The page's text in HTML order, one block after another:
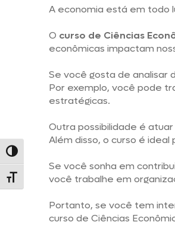
Alternar alto contraste
Alternar tamanho da fonte
A economia está em todo
O curso de Ciências
econômicas impactam
Se você gosta de analisar
Por exemplo, você pode
estratégicas.
Outra possibilidade é
Além disso, o curso é
Se você sonha em
você trabalhe em
Portanto, se você tem
curso de Ciências